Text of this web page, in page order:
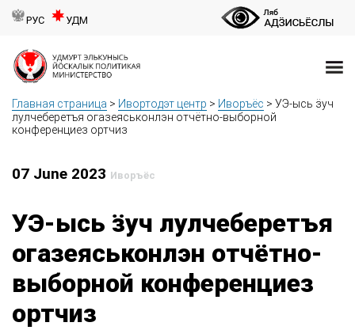
РУС УДМ
Главная страница > Ивортодэт центр > Иворъёс > УЭ-ысь ӟуч
лулчеберетъя огазеяськонлэн отчётно-выборной
конференциез ортчиз
07 June 2023 Иворъёс
УЭ-ысь ӟуч лулчеберетъя
огазеяськонлэн отчётно-
выборной конференциез
ортчиз